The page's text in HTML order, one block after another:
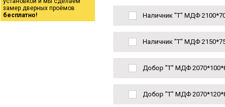
замер дверных проёмов
бесплатно!
Наличник "Т" МДФ
Наличник "Т" МДФ
Добор "Т" МДФ
Добор "Т" МДФ